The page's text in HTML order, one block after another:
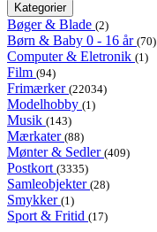
Kategorier
Bøger & Blade (2)
Børn & Baby 0 - 16 år (70)
Computer & Eletronik (1)
Film (94)
Frimærker (22034)
Modelhobby (1)
Musik (143)
Mærkater (88)
Mønter & Sedler (409)
Postkort (3335)
Samleobjekter (28)
Smykker (1)
Sport & Fritid (17)